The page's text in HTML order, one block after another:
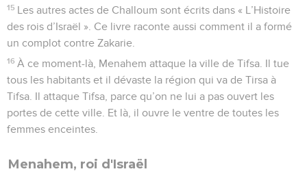
15 Les autres actes de Challoum sont écrits dans « L’Histoire
des rois d’Israël ». Ce livre raconte aussi comment il a formé
un complot contre Zakarie.
16 À ce moment-là, Menahem attaque la ville de Tifsa. Il tue
tous les habitants et il dévaste la région qui va de Tirsa à
Tifsa. Il attaque Tifsa, parce qu’on ne lui a pas ouvert les
portes de cette ville. Et là, il ouvre le ventre de toutes les
femmes enceintes.
Menahem, roi d'Israël